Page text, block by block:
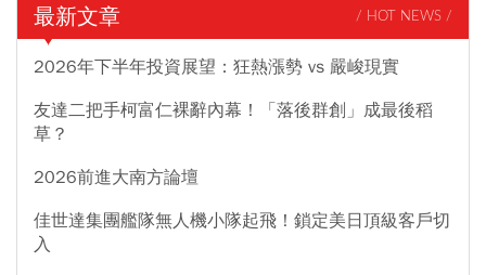
最新文章 / HOT NEWS /
2026年下半年投資展望：狂熱漲勢 vs 嚴峻現實
友達二把手柯富仁裸辭內幕！「落後群創」成最後稻
草？
2026前進大南方論壇
佳世達集團艦隊無人機小隊起飛！鎖定美日頂級客戶切
入